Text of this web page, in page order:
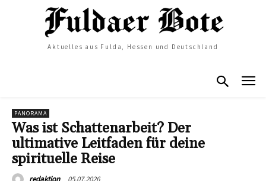
Aktuelles aus Fulda, Hessen und Deutschland
PANORAMA
Was ist Schattenarbeit? Der
ultimative Leitfaden für deine
spirituelle Reise
redaktion 05.07.2026